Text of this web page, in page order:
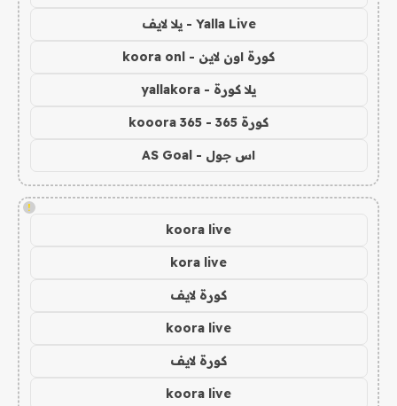
Yalla Live - يلا لايف
كورة اون لاين - koora onl
يلا كورة - yallakora
كورة 365 - kooora 365
اس جول - AS Goal
!
koora live
kora live
كورة لايف
koora live
كورة لايف
koora live